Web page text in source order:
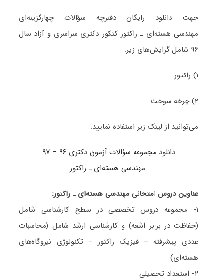
جهت دانلود رایگان دفترچه سؤالات چهارگزینه‌ای
مهندسی هسته‌ای ـ راکتور کنکور دکتری سراسری و آزاد سال
۹۶ شامل گرایش‌های زیر:
۱) راکتور
۲) چرخه سوخت
می‌توانید از لینک زیر استفاده نمایید:
دانلود مجموعه سؤالات آزمون دکتری ۹۶ – ۹۷
مهندسی هسته‌ای ـ راکتور
عناوین دروس امتحانی مهندسی هسته‌ای ـ راکتور:
۱- مجموعه دروس تخصصی در سطح کارشناسی شامل
(حفاظت در برابر اشعه) و کارشناسی ارشد شامل (محاسبات
عددی پیشرفته – فیزیک راکتور – تکنولوژی نیروگاه‌های
هسته‌ای)
۲- استعداد تحصیلی